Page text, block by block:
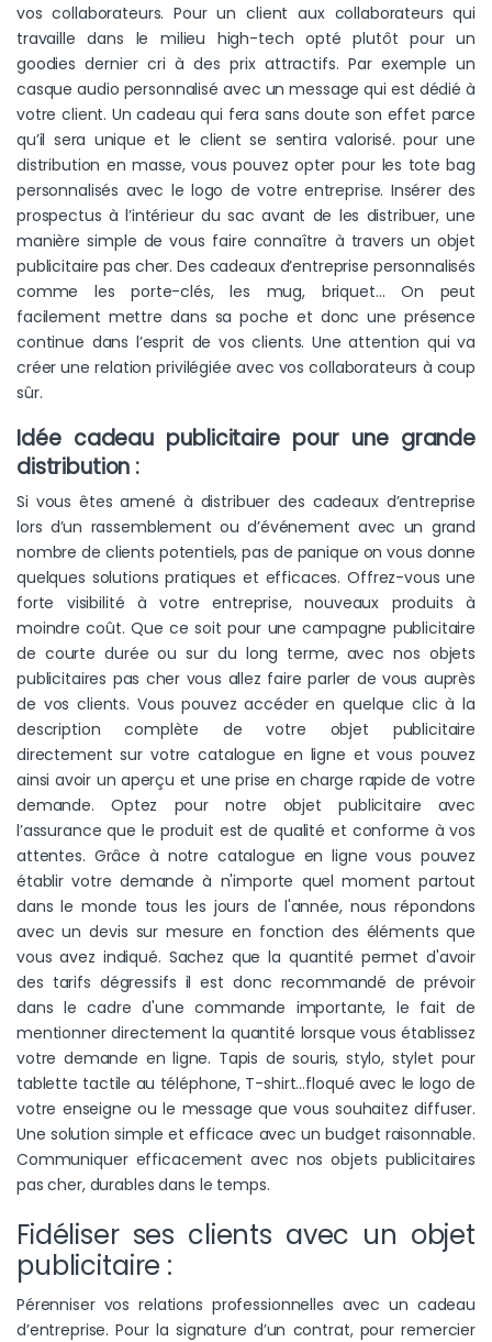
vos collaborateurs. Pour un client aux collaborateurs qui
travaille dans le milieu high-tech opté plutôt pour un
goodies dernier cri à des prix attractifs. Par exemple un
casque audio personnalisé avec un message qui est dédié à
votre client. Un cadeau qui fera sans doute son effet parce
qu’il sera unique et le client se sentira valorisé. pour une
distribution en masse, vous pouvez opter pour les tote bag
personnalisés avec le logo de votre entreprise. Insérer des
prospectus à l’intérieur du sac avant de les distribuer, une
manière simple de vous faire connaître à travers un objet
publicitaire pas cher. Des cadeaux d’entreprise personnalisés
comme les porte-clés, les mug, briquet… On peut
facilement mettre dans sa poche et donc une présence
continue dans l’esprit de vos clients. Une attention qui va
créer une relation privilégiée avec vos collaborateurs à coup
sûr.
Idée cadeau publicitaire pour une grande
distribution :
Si vous êtes amené à distribuer des cadeaux d’entreprise
lors d’un rassemblement ou d’événement avec un grand
nombre de clients potentiels, pas de panique on vous donne
quelques solutions pratiques et efficaces. Offrez-vous une
forte visibilité à votre entreprise, nouveaux produits à
moindre coût. Que ce soit pour une campagne publicitaire
de courte durée ou sur du long terme, avec nos objets
publicitaires pas cher vous allez faire parler de vous auprès
de vos clients. Vous pouvez accéder en quelque clic à la
description complète de votre objet publicitaire
directement sur votre catalogue en ligne et vous pouvez
ainsi avoir un aperçu et une prise en charge rapide de votre
demande. Optez pour notre objet publicitaire avec
l’assurance que le produit est de qualité et conforme à vos
attentes. Grâce à notre catalogue en ligne vous pouvez
établir votre demande à n'importe quel moment partout
dans le monde tous les jours de l'année, nous répondons
avec un devis sur mesure en fonction des éléments que
vous avez indiqué. Sachez que la quantité permet d'avoir
des tarifs dégressifs il est donc recommandé de prévoir
dans le cadre d'une commande importante, le fait de
mentionner directement la quantité lorsque vous établissez
votre demande en ligne. Tapis de souris, stylo, stylet pour
tablette tactile au téléphone, T-shirt…floqué avec le logo de
votre enseigne ou le message que vous souhaitez diffuser.
Une solution simple et efficace avec un budget raisonnable.
Communiquer efficacement avec nos objets publicitaires
pas cher, durables dans le temps.
Fidéliser ses clients avec un objet
publicitaire :
Pérenniser vos relations professionnelles avec un cadeau
d’entreprise. Pour la signature d’un contrat, pour remercier